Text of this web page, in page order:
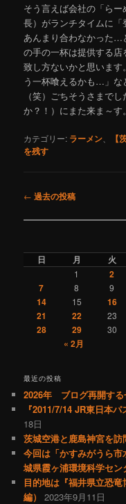
そう言えば会社の「ら
長）がランチタイムに
あんまり合わなかった…
の手の一杯は提供する
致し方ないかと思いま
う一杯喰えるかも…」な
（笑）ごちそうさまで
か？！）にまた来ま～す。
カテゴリー: ラーメン 【
を残す
投
ナ
ゲ
ー
← 過去の投稿
日 月 火
1 2
7
8 9
14
15 16
21
22 23
28 29 30
« 2月
最近の投稿
2026年 ブログ再開する
『2011/7/14 JR東日本
18日
茨城空港と鹿島神宮を訪
今回は「かすみがうら
城県霞ヶ浦環境科学セン
目的地は『福井県立恐
編）
2023年9月11日